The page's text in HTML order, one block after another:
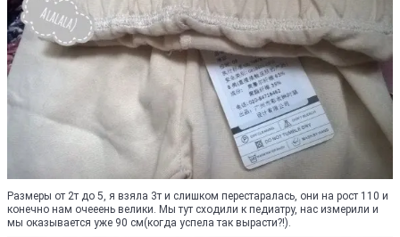
Размеры от 2т до 5, я взяла 3т и слишком перестаралась, они на рост 110 и
конечно нам очееень велики. Мы тут сходили к педиатру, нас измерили и
мы оказывается уже 90 см(когда успела так вырасти?!).